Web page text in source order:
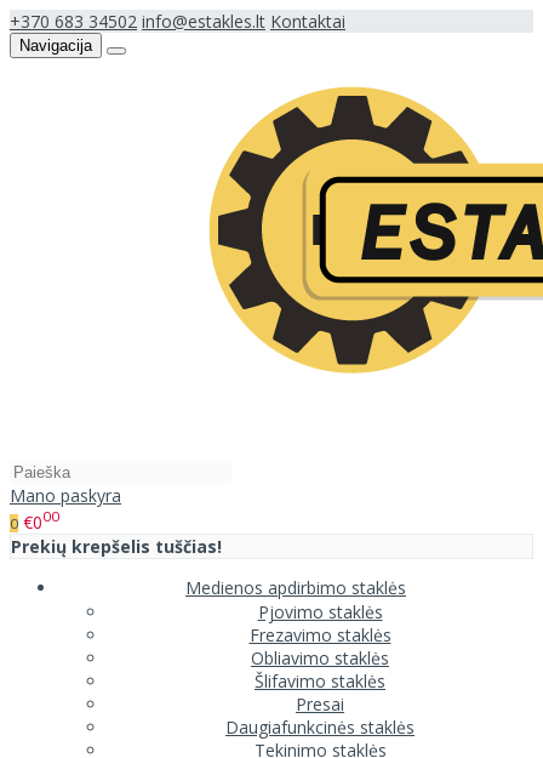
+370 683 34502 info@estakles.lt Kontaktai
Navigacija
Mano paskyra
0 €000
Prekių krepšelis tuščias!
Medienos apdirbimo staklės
Pjovimo staklės
Frezavimo staklės
Obliavimo staklės
Šlifavimo staklės
Presai
Daugiafunkcinės staklės
Tekinimo staklės